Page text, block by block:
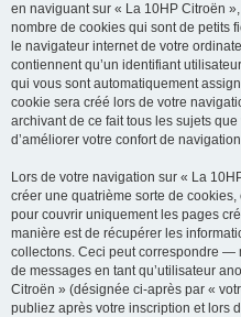
en naviguant sur « La 10HP Citroën
nombre de cookies qui sont de petits
le navigateur internet de votre
contiennent qu’un identifiant
qui vous sont automatiquement
cookie sera créé lors de votre
archivant de ce fait tous les sujets
d’améliorer votre confort de
Lors de votre navigation sur « La
créer une quatrième sorte de
pour couvrir uniquement les pages
manière est de récupérer les
collectons. Ceci peut correspondre —
de messages en tant qu’utilisateur
Citroën » (désignée ci-après par «
publiez après votre inscription et lors